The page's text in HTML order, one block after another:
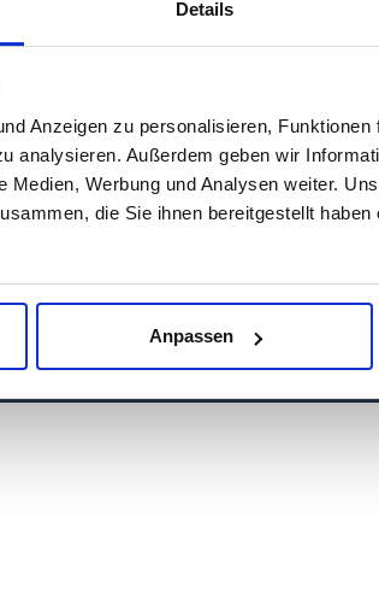
Details
Anzeigen zu personalisieren,
analysieren. Außerdem geben wir
Medien, Werbung und Analysen weiter.
die Sie ihnen bereitgestellt
Anpassen